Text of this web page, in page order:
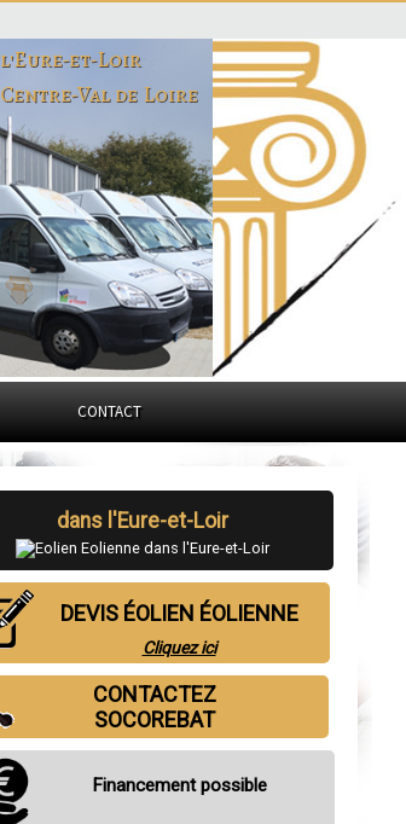
l'Eure-et-Loir
Centre-Val de Loire
CONTACT
dans l'Eure-et-Loir
DEVIS ÉOLIEN ÉOLIENNE
Cliquez ici
CONTACTEZ
SOCOREBAT
Financement possible